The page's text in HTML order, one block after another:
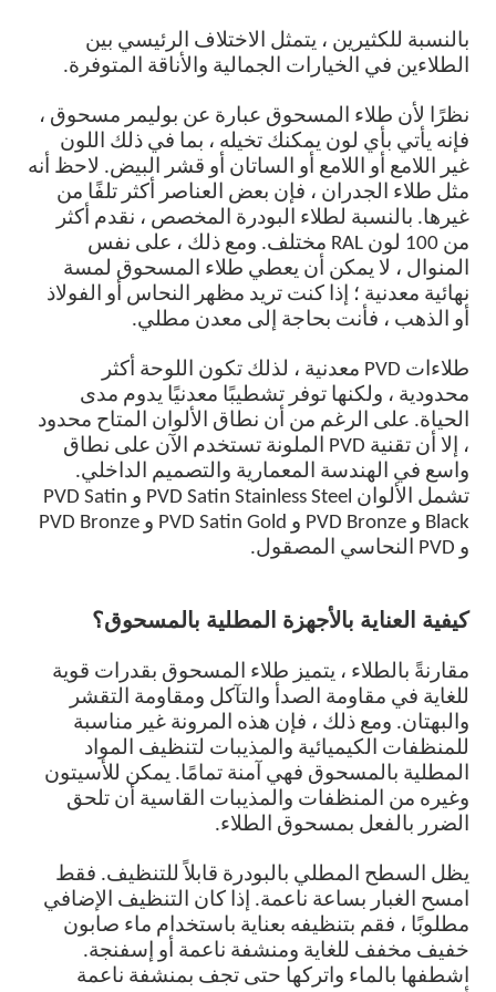
بالنسبة للكثيرين ، يتمثل الاختلاف الرئيسي بين
الطلاءين في الخيارات الجمالية والأناقة المتوفرة.
نظرًا لأن طلاء المسحوق عبارة عن بوليمر مسحوق ،
فإنه يأتي بأي لون يمكنك تخيله ، بما في ذلك اللون
غير اللامع أو اللامع أو الساتان أو قشر البيض. لاحظ أنه
مثل طلاء الجدران ، فإن بعض العناصر أكثر تلفًا من
غيرها. بالنسبة لطلاء البودرة المخصص ، نقدم أكثر
من 100 لون RAL مختلف. ومع ذلك ، على نفس
المنوال ، لا يمكن أن يعطي طلاء المسحوق لمسة
نهائية معدنية ؛ إذا كنت تريد مظهر النحاس أو الفولاذ
أو الذهب ، فأنت بحاجة إلى معدن مطلي.
طلاءات PVD معدنية ، لذلك تكون اللوحة أكثر
محدودية ، ولكنها توفر تشطيبًا معدنيًا يدوم مدى
الحياة. على الرغم من أن نطاق الألوان المتاح محدود
، إلا أن تقنية PVD الملونة تستخدم الآن على نطاق
واسع في الهندسة المعمارية والتصميم الداخلي.
تشمل الألوان PVD Satin Stainless Steel و PVD Satin
Black و PVD Bronze و PVD Satin Gold و PVD Bronze
و PVD النحاسي المصقول.
كيفية العناية بالأجهزة المطلية بالمسحوق؟
مقارنةً بالطلاء ، يتميز طلاء المسحوق بقدرات قوية
للغاية في مقاومة الصدأ والتآكل ومقاومة التقشر
والبهتان. ومع ذلك ، فإن هذه المرونة غير مناسبة
للمنظفات الكيميائية والمذيبات لتنظيف المواد
المطلية بالمسحوق فهي آمنة تمامًا. يمكن للأسيتون
وغيره من المنظفات والمذيبات القاسية أن تلحق
الضرر بالفعل بمسحوق الطلاء.
يظل السطح المطلي بالبودرة قابلاً للتنظيف. فقط
امسح الغبار بساعة ناعمة. إذا كان التنظيف الإضافي
مطلوبًا ، فقم بتنظيفه بعناية باستخدام ماء صابون
خفيف مخفف للغاية ومنشفة ناعمة أو إسفنجة.
اشطفها بالماء واتركها حتى تجف بمنشفة ناعمة